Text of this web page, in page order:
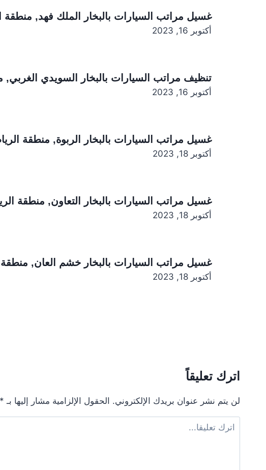
غسيل مراتب السيارات بالبخار الملك فهد, منطقة
أكتوبر 16, 2023
تنظيف مراتب السيارات بالبخار السويدي الغربي,
أكتوبر 16, 2023
غسيل مراتب السيارات بالبخار الربوة, منطقة
أكتوبر 18, 2023
غسيل مراتب السيارات بالبخار التعاون, منطقة
أكتوبر 18, 2023
غسيل مراتب السيارات بالبخار خشم العان,
أكتوبر 18, 2023
اترك تعليقاً
لن يتم نشر عنوان بريدك الإلكتروني. الحقول الإلزامية مشار إليها بـ *